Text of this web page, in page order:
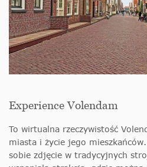
Experience Volendam
To wirtualna rzeczywistość
miasta i życie jego
sobie zdjęcie w tradycyjnych